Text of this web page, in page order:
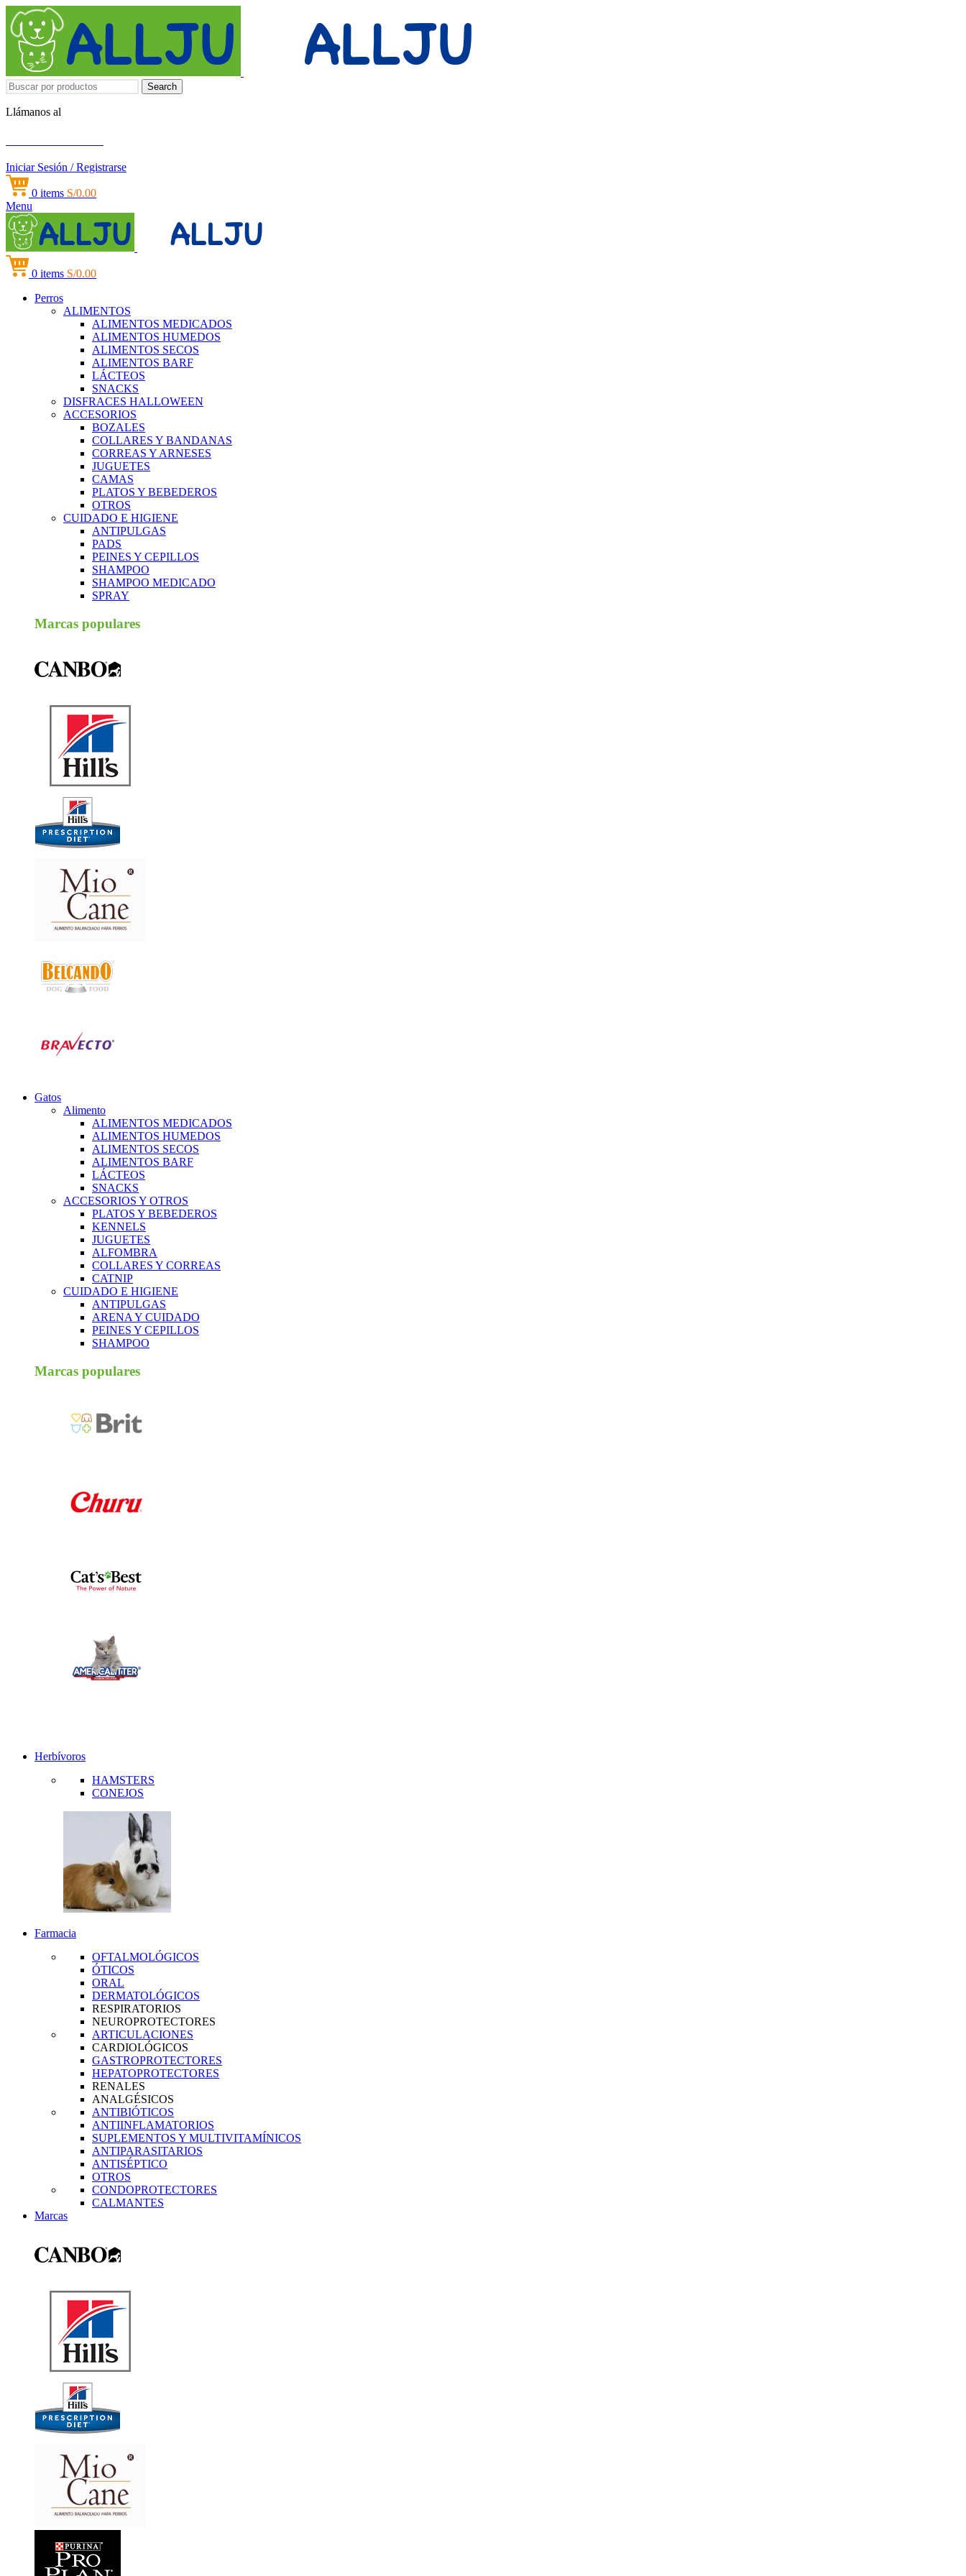
Search
Llámanos al
Iniciar Sesión / Registrarse
0 items S/0.00
Menu
0 items S/0.00
Perros
ALIMENTOS
ALIMENTOS MEDICADOS
ALIMENTOS HUMEDOS
ALIMENTOS SECOS
ALIMENTOS BARF
LÁCTEOS
SNACKS
DISFRACES HALLOWEEN
ACCESORIOS
BOZALES
COLLARES Y BANDANAS
CORREAS Y ARNESES
JUGUETES
CAMAS
PLATOS Y BEBEDEROS
OTROS
CUIDADO E HIGIENE
ANTIPULGAS
PADS
PEINES Y CEPILLOS
SHAMPOO
SHAMPOO MEDICADO
SPRAY
Marcas populares
Gatos
Alimento
ALIMENTOS MEDICADOS
ALIMENTOS HUMEDOS
ALIMENTOS SECOS
ALIMENTOS BARF
LÁCTEOS
SNACKS
ACCESORIOS Y OTROS
PLATOS Y BEBEDEROS
KENNELS
JUGUETES
ALFOMBRA
COLLARES Y CORREAS
CATNIP
CUIDADO E HIGIENE
ANTIPULGAS
ARENA Y CUIDADO
PEINES Y CEPILLOS
SHAMPOO
Marcas populares
Herbívoros
HAMSTERS
CONEJOS
Farmacia
OFTALMOLÓGICOS
ÓTICOS
ORAL
DERMATOLÓGICOS
RESPIRATORIOS
NEUROPROTECTORES
ARTICULACIONES
CARDIOLÓGICOS
GASTROPROTECTORES
HEPATOPROTECTORES
RENALES
ANALGÉSICOS
ANTIBIÓTICOS
ANTIINFLAMATORIOS
SUPLEMENTOS Y MULTIVITAMÍNICOS
ANTIPARASITARIOS
ANTISÉPTICO
OTROS
CONDOPROTECTORES
CALMANTES
Marcas